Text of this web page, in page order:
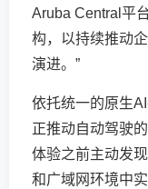
Aruba Central平
构，以持续推动
演进。”
依托统一的原生
正推动自动驾驶
体验之前主动发
和广域网环境中